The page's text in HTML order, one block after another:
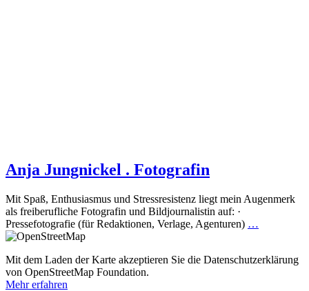
Anja Jungnickel . Fotografin
Mit Spaß, Enthusiasmus und Stressresistenz liegt mein Augenmerk
als freiberufliche Fotografin und Bildjournalistin auf: ·
Pressefotografie (für Redaktionen, Verlage, Agenturen) …
Mit dem Laden der Karte akzeptieren Sie die Datenschutzerklärung
von OpenStreetMap Foundation.
Mehr erfahren